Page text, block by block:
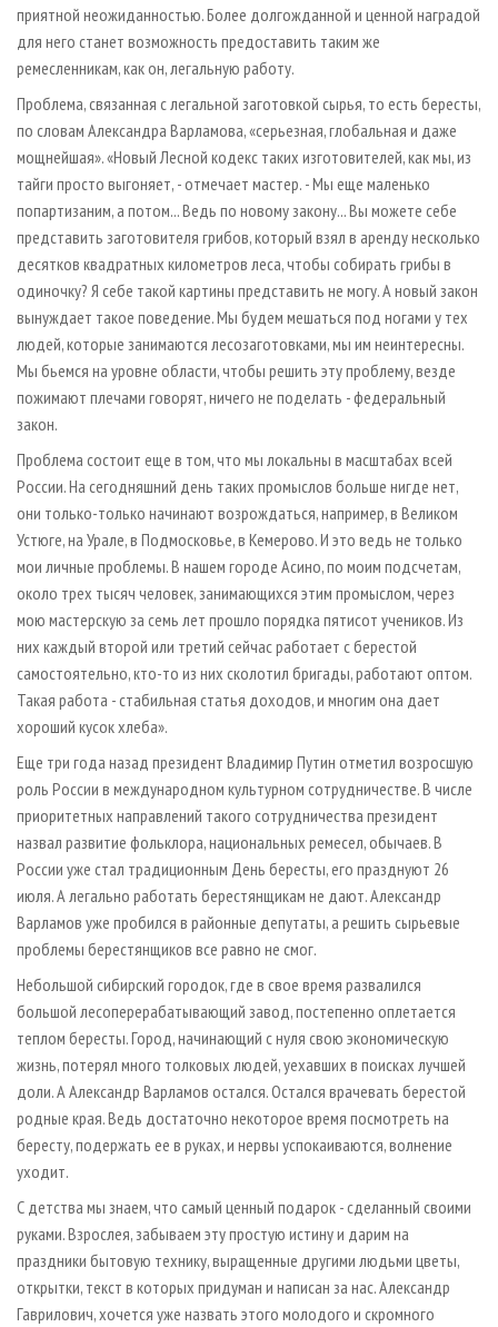
приятной неожиданностью. Более долгожданной и ценной наградой
для него станет возможность предоставить таким же
ремесленникам, как он, легальную работу.
Проблема, связанная с легальной заготовкой сырья, то есть бересты,
по словам Александра Варламова, «серьезная, глобальная и даже
мощнейшая». «Новый Лесной кодекс таких изготовителей, как мы, из
тайги просто выгоняет, - отмечает мастер. - Мы еще маленько
попартизаним, а потом... Ведь по новому закону... Вы можете себе
представить заготовителя грибов, который взял в аренду несколько
десятков квадратных километров леса, чтобы собирать грибы в
одиночку? Я себе такой картины представить не могу. А новый закон
вынуждает такое поведение. Мы будем мешаться под ногами у тех
людей, которые занимаются лесозаготовками, мы им не­интересны.
Мы бьемся на уровне области, чтобы решить эту проблему, везде
пожимают плечами говорят, ничего не поделать - федеральный
закон.
Проблема состоит еще в том, что мы локальны в масштабах всей
России. На сегодняшний день таких промыслов больше нигде нет,
они только-только начинают возрождаться, например, в Великом
Устюге, на Урале, в Подмосковье, в Кемерово. И это ведь не только
мои личные проблемы. В нашем городе Асино, по моим подсчетам,
около трех тысяч человек, занимающихся этим промыслом, через
мою мастерскую за семь лет прошло порядка пятисот учеников. Из
них каждый второй или третий сейчас работает с берестой
самостоятельно, кто-то из них сколотил бригады, работают оптом.
Такая работа - стабильная статья доходов, и многим она дает
хороший кусок хлеба».
Еще три года назад президент Владимир Путин отметил возросшую
роль России в международном культурном сотрудничестве. В числе
приоритетных направлений такого сотрудничества президент
назвал развитие фольклора, национальных ремесел, обычаев. В
России уже стал традиционным День бересты, его празднуют 26
июля. А легально работать берестянщикам не дают. Александр
Варламов уже пробился в районные депутаты, а решить сырьевые
проблемы берестянщиков все равно не смог.
Небольшой сибирский городок, где в свое время развалился
большой лесоперерабатывающий завод, постепенно оплетается
теплом бересты. Город, начинающий с нуля свою экономическую
жизнь, потерял много толковых людей, уехавших в поисках лучшей
доли. А Александр Варламов остался. Остался врачевать берестой
родные края. Ведь достаточно некоторое время посмотреть на
бересту, подержать ее в руках, и нервы успокаиваются, волнение
уходит.
С детства мы знаем, что самый ценный подарок - сделанный своими
руками. Взрослея, забываем эту простую истину и дарим на
праздники бытовую технику, выращенные другими людьми цветы,
открытки, текст в которых придуман и написан за нас. Александр
Гаврилович, хочется уже назвать этого молодого и скромного